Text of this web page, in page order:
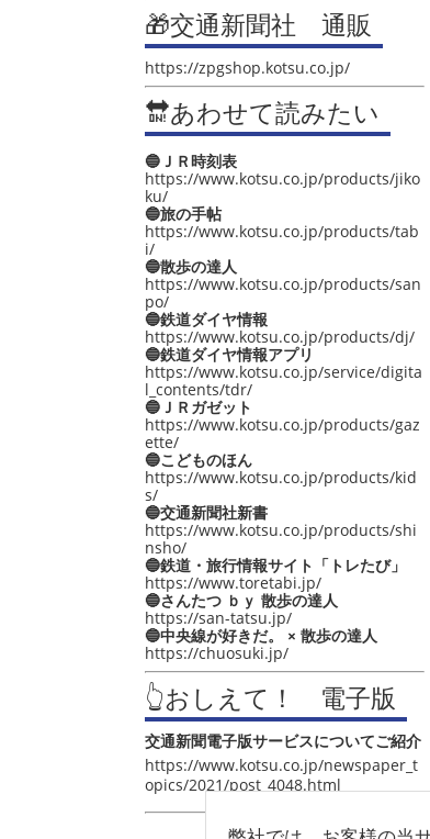
🎁交通新聞社 通販
https://zpgshop.kotsu.co.jp/
🔛あわせて読みたい
🔵ＪＲ時刻表
https://www.kotsu.co.jp/products/jiko
ku/
🔵旅の手帖
https://www.kotsu.co.jp/products/tab
i/
🔵散歩の達人
https://www.kotsu.co.jp/products/san
po/
🔵鉄道ダイヤ情報
https://www.kotsu.co.jp/products/dj/
🔵鉄道ダイヤ情報アプリ
https://www.kotsu.co.jp/service/digita
l_contents/tdr/
🔵ＪＲガゼット
https://www.kotsu.co.jp/products/gaz
ette/
🔵こどものほん
https://www.kotsu.co.jp/products/kid
s/
🔵交通新聞社新書
https://www.kotsu.co.jp/products/shi
nsho/
🔵鉄道・旅行情報サイト「トレたび」
https://www.toretabi.jp/
🔵さんたつ ｂｙ 散歩の達人
https://san-tatsu.jp/
🔵中央線が好きだ。 × 散歩の達人
https://chuosuki.jp/
👆おしえて！ 電子版
交通新聞電子版サービスについてご紹介
https://www.kotsu.co.jp/newspaper_t
opics/2021/post_4048.html